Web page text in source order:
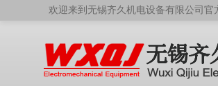
欢迎来到无锡齐久机电设备有限公司官